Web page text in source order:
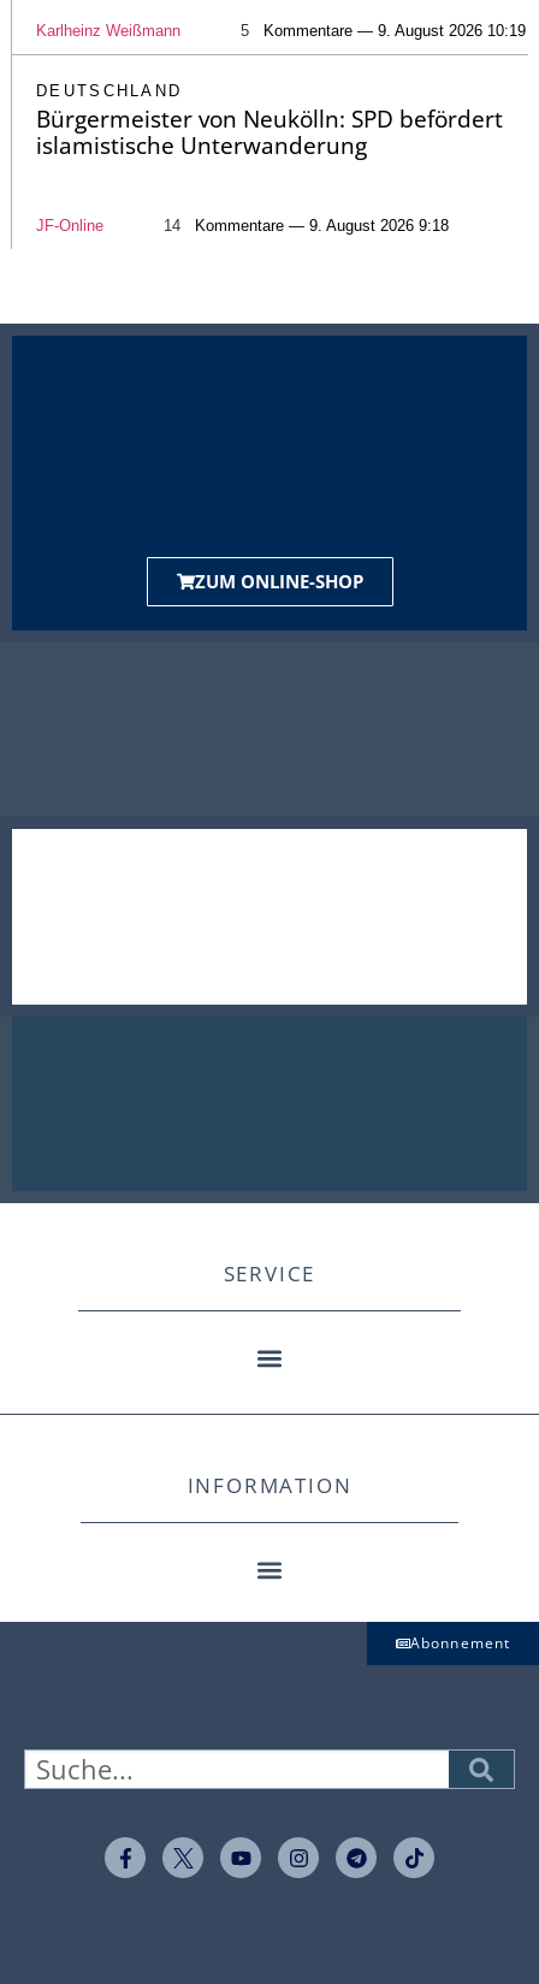
Karlheinz Weißmann 5 Kommentare — 9. August 2026 10:19
DEUTSCHLAND
Bürgermeister von Neukölln: SPD befördert
islamistische Unterwanderung
JF-Online 14 Kommentare — 9. August 2026 9:18
ZUM ONLINE-SHOP
SERVICE
INFORMATION
Abonnement